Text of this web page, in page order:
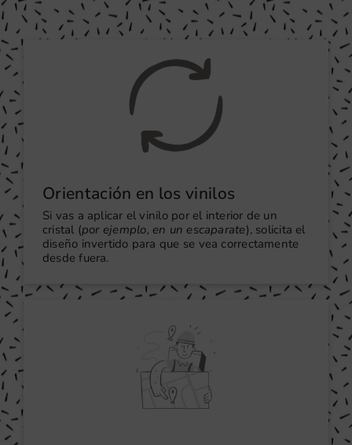
Orientación en los vinilos
Si vas a aplicar el vinilo por el interior de un
cristal (por ejemplo, en un escaparate), solicita el
diseño invertido para que se vea correctamente
desde fuera.